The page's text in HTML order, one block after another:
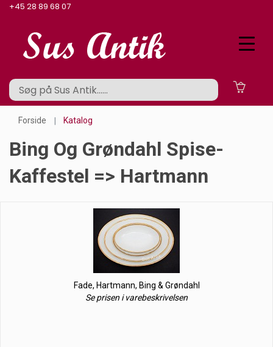
+45 28 89 68 07
Forside Katalog
Bing Og Grøndahl Spise-
Kaffestel => Hartmann
Fade, Hartmann, Bing & Grøndahl
Se prisen i varebeskrivelsen